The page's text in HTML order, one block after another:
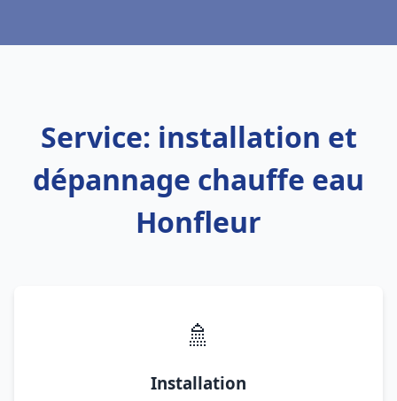
Service: installation et
dépannage chauffe eau
Honfleur
🚿
Installation